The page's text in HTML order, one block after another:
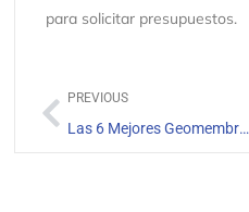
para solicitar presupuestos.
PREVIOUS
Las 6 Mejores Geomembranas Para Vertederos